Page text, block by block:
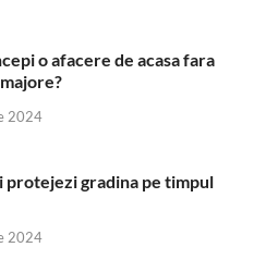
o afacere de acasa fara
2024
protejezi gradina pe timpul
2024